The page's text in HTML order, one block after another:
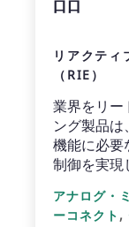
リアクティ
（RIE）
業界をリー
ング製品
機能に必要
制御を実現
アナログ・
ーコネクト ,